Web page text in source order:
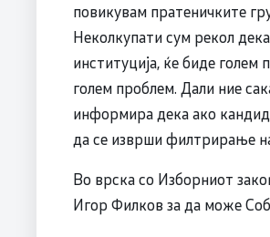
повикувам пратеничките
Неколкупати сум рекол
институција, ќе биде голем
голем проблем. Дали ние
информира дека ако
да се изврши филтрирање
Во врска со Изборниот
Игор Филков за да може